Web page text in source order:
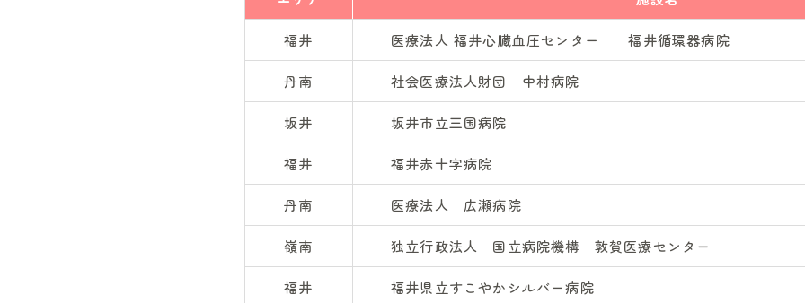
福井 医療法人 福井心臓血圧センター 福井循環器病院
丹南 社会医療法人財団 中村病院
坂井 坂井市立三国病院
福井 福井赤十字病院
丹南 医療法人 広瀬病院
嶺南 独立行政法人 国立病院機構 敦賀医療センター
福井 福井県立すこやかシルバー病院